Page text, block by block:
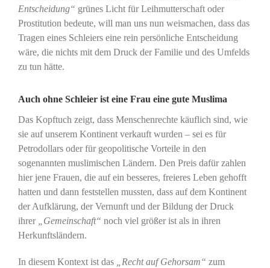
Entscheidung“ grünes Licht für Leihmutterschaft oder
Prostitution bedeute, will man uns nun weismachen, dass das
Tragen eines Schleiers eine rein persönliche Entscheidung
wäre, die nichts mit dem Druck der Familie und des Umfelds
zu tun hätte.
Auch ohne Schleier ist eine Frau eine gute Muslima
Das Kopftuch zeigt, dass Menschenrechte käuflich sind, wie
sie auf unserem Kontinent verkauft wurden – sei es für
Petrodollars oder für geopolitische Vorteile in den
sogenannten muslimischen Ländern. Den Preis dafür zahlen
hier jene Frauen, die auf ein besseres, freieres Leben gehofft
hatten und dann feststellen mussten, dass auf dem Kontinent
der Aufklärung, der Vernunft und der Bildung der Druck
ihrer
„Gemeinschaft“ noch viel größer ist als in ihren
Herkunftsländern.
In diesem Kontext ist das Recht auf Gehorsam“ zum